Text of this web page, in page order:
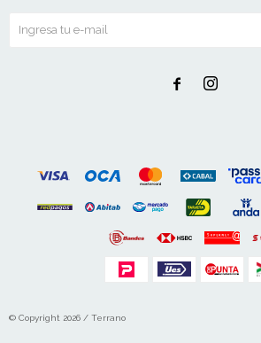
 
© Copyright 2026 / Terrano